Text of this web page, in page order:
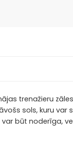
trenažieru
sols, kuru
būt noderīga,